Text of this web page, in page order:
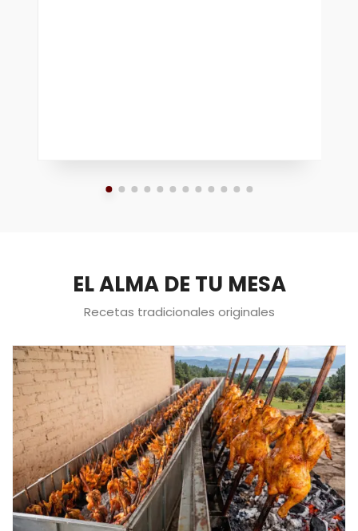
EL ALMA DE TU MESA
Recetas tradicionales originales